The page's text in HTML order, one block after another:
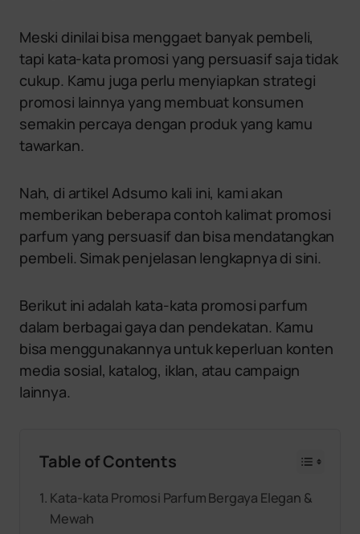
Meski dinilai bisa menggaet banyak pembeli,
tapi kata-kata promosi yang persuasif saja tidak
cukup. Kamu juga perlu menyiapkan strategi
promosi lainnya yang membuat konsumen
semakin percaya dengan produk yang kamu
tawarkan.
Nah, di artikel Adsumo kali ini, kami akan
memberikan beberapa contoh kalimat promosi
parfum yang persuasif dan bisa mendatangkan
pembeli. Simak penjelasan lengkapnya di sini.
Berikut ini adalah kata-kata promosi parfum
dalam berbagai gaya dan pendekatan. Kamu
bisa menggunakannya untuk keperluan konten
media sosial, katalog, iklan, atau campaign
lainnya.
Table of Contents
Kata-kata Promosi Parfum Bergaya Elegan &
Mewah